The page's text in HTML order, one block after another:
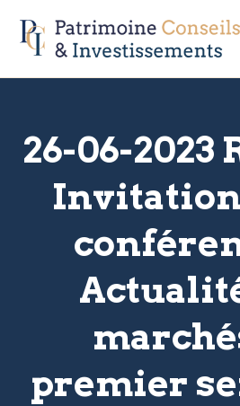
26-06-2023
Invitation
premier